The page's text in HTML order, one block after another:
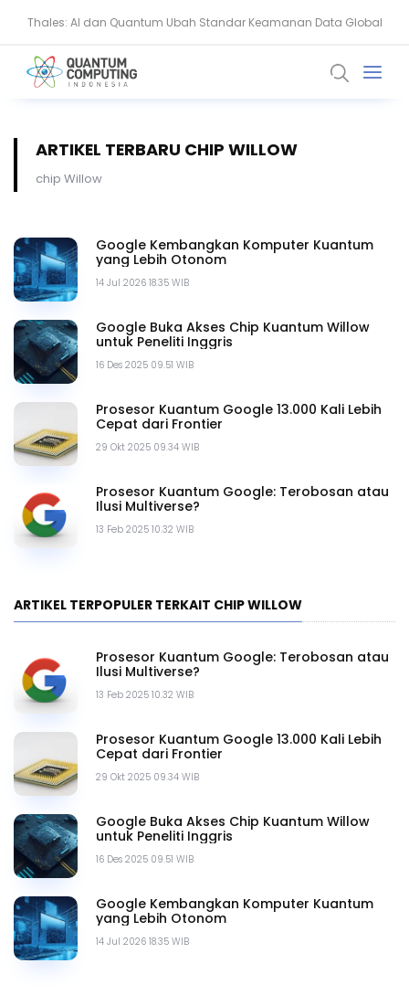
Thales: AI dan Quantum Ubah Standar Keamanan Data Global
BSSN Dorong Industri Siber Nasional Hadapi Ancaman AI dan
ARTIKEL TERBARU CHIP WILLOW
chip Willow
14 Jul 2026 18.35 WIB
Google Kembangkan Komputer Kuantum
yang Lebih Otonom
16 Des 2025 09.51 WIB
Google Buka Akses Chip Kuantum Willow
untuk Peneliti Inggris
29 Okt 2025 09.34 WIB
Prosesor Kuantum Google 13.000 Kali Lebih
Cepat dari Frontier
13 Feb 2025 10.32 WIB
Prosesor Kuantum Google: Terobosan atau
Ilusi Multiverse?
ARTIKEL TERPOPULER TERKAIT CHIP WILLOW
13 Feb 2025 10.32 WIB
Prosesor Kuantum Google: Terobosan atau
Ilusi Multiverse?
29 Okt 2025 09.34 WIB
Prosesor Kuantum Google 13.000 Kali Lebih
Cepat dari Frontier
16 Des 2025 09.51 WIB
Google Buka Akses Chip Kuantum Willow
untuk Peneliti Inggris
14 Jul 2026 18.35 WIB
Google Kembangkan Komputer Kuantum
yang Lebih Otonom